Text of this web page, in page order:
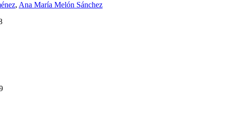
, Ana María Melón Sánchez